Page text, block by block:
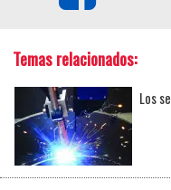
Temas relacionados:
Los